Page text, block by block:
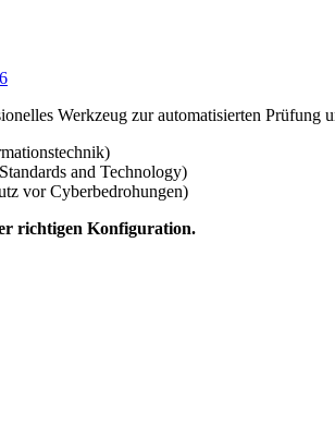
Werkzeug zur automatisierten Prüfung
and Technology)
vor Cyberbedrohungen)
richtigen Konfiguration.